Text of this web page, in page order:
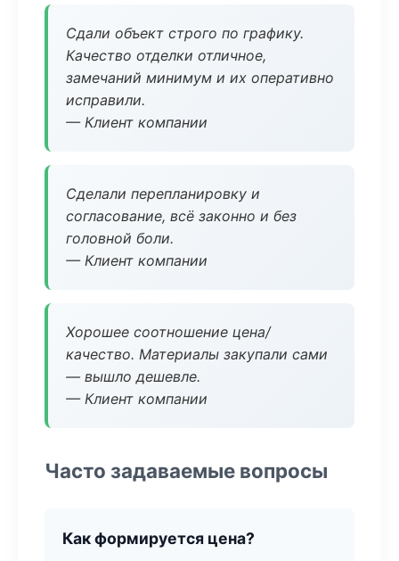
Сдали объект строго по графику.
Качество отделки отличное,
замечаний минимум и их оперативно
исправили.
— Клиент компании
Сделали перепланировку и
согласование, всё законно и без
головной боли.
— Клиент компании
Хорошее соотношение цена/
качество. Материалы закупали сами
— вышло дешевле.
— Клиент компании
Часто задаваемые вопросы
Как формируется цена?